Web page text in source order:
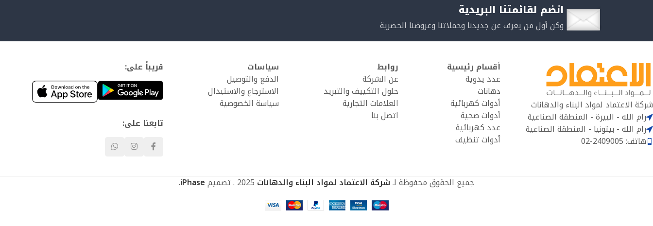
انضم لقائمتنا البريدية
وكن أول من يعرف عن جديدنا وحملاتنا وعروضنا الحصرية
شركة الاعتماد لمواد البناء والدهانات
رام الله - البيرة - المنطقة الصناعية
رام الله - بيتونيا - المنطقة الصناعية
هاتف: 2409005-02
أقسام رئيسية
عدد يدوية
دهانات
أدوات كهربائية
أدوات صحية
عدد كهربائية
أدوات تنظيف
روابط
عن الشركة
حلول التكييف والتبريد
العلامات التجارية
اتصل بنا
سياسات
الدفع والتوصيل
الاسترجاع والاستبدال
سياسة الخصوصية
قريباً على:
تابعنا على:
جميع الحقوق محفوظة لـشركة الاعتماد لمواد البناء والدهانات 2025 . تصميم iPhase
.